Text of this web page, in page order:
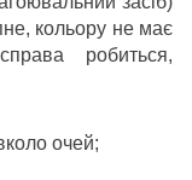
кольору не має
робиться,
очей;